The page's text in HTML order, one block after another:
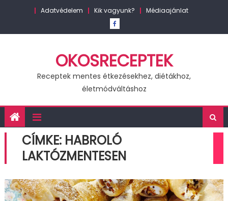
Adatvédelem Kik vagyunk? Médiaajánlat
OKOSRECEPTEK
Receptek mentes étkezésekhez, diétákhoz,
életmódváltáshoz
CÍMKE: HABROLÓ
LAKTÓZMENTESEN